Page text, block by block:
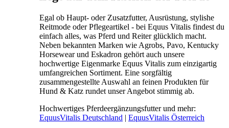
Egal ob Haupt- oder Zusatzfutter, Ausrüstung, stylishe
Reitmode oder Pflegeartikel - bei Equus Vitalis findest du
einfach alles, was Pferd und Reiter glücklich macht.
Neben bekannten Marken wie Agrobs, Pavo, Kentucky
Horsewear und Eskadron gehört auch unsere
hochwertige Eigenmarke Equus Vitalis zum einzigartig
umfangreichen Sortiment. Eine sorgfältig
zusammengestellte Auswahl an feinen Produkten für
Hund & Katz rundet unser Angebot stimmig ab.
Hochwertiges Pferdeergänzungsfutter und mehr:
EquusVitalis Deutschland | EquusVitalis Österreich